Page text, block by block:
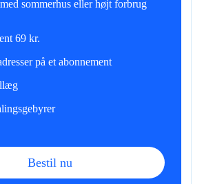
sommerhus eller højt forbrug
69 kr.
på et abonnement
Bestil nu